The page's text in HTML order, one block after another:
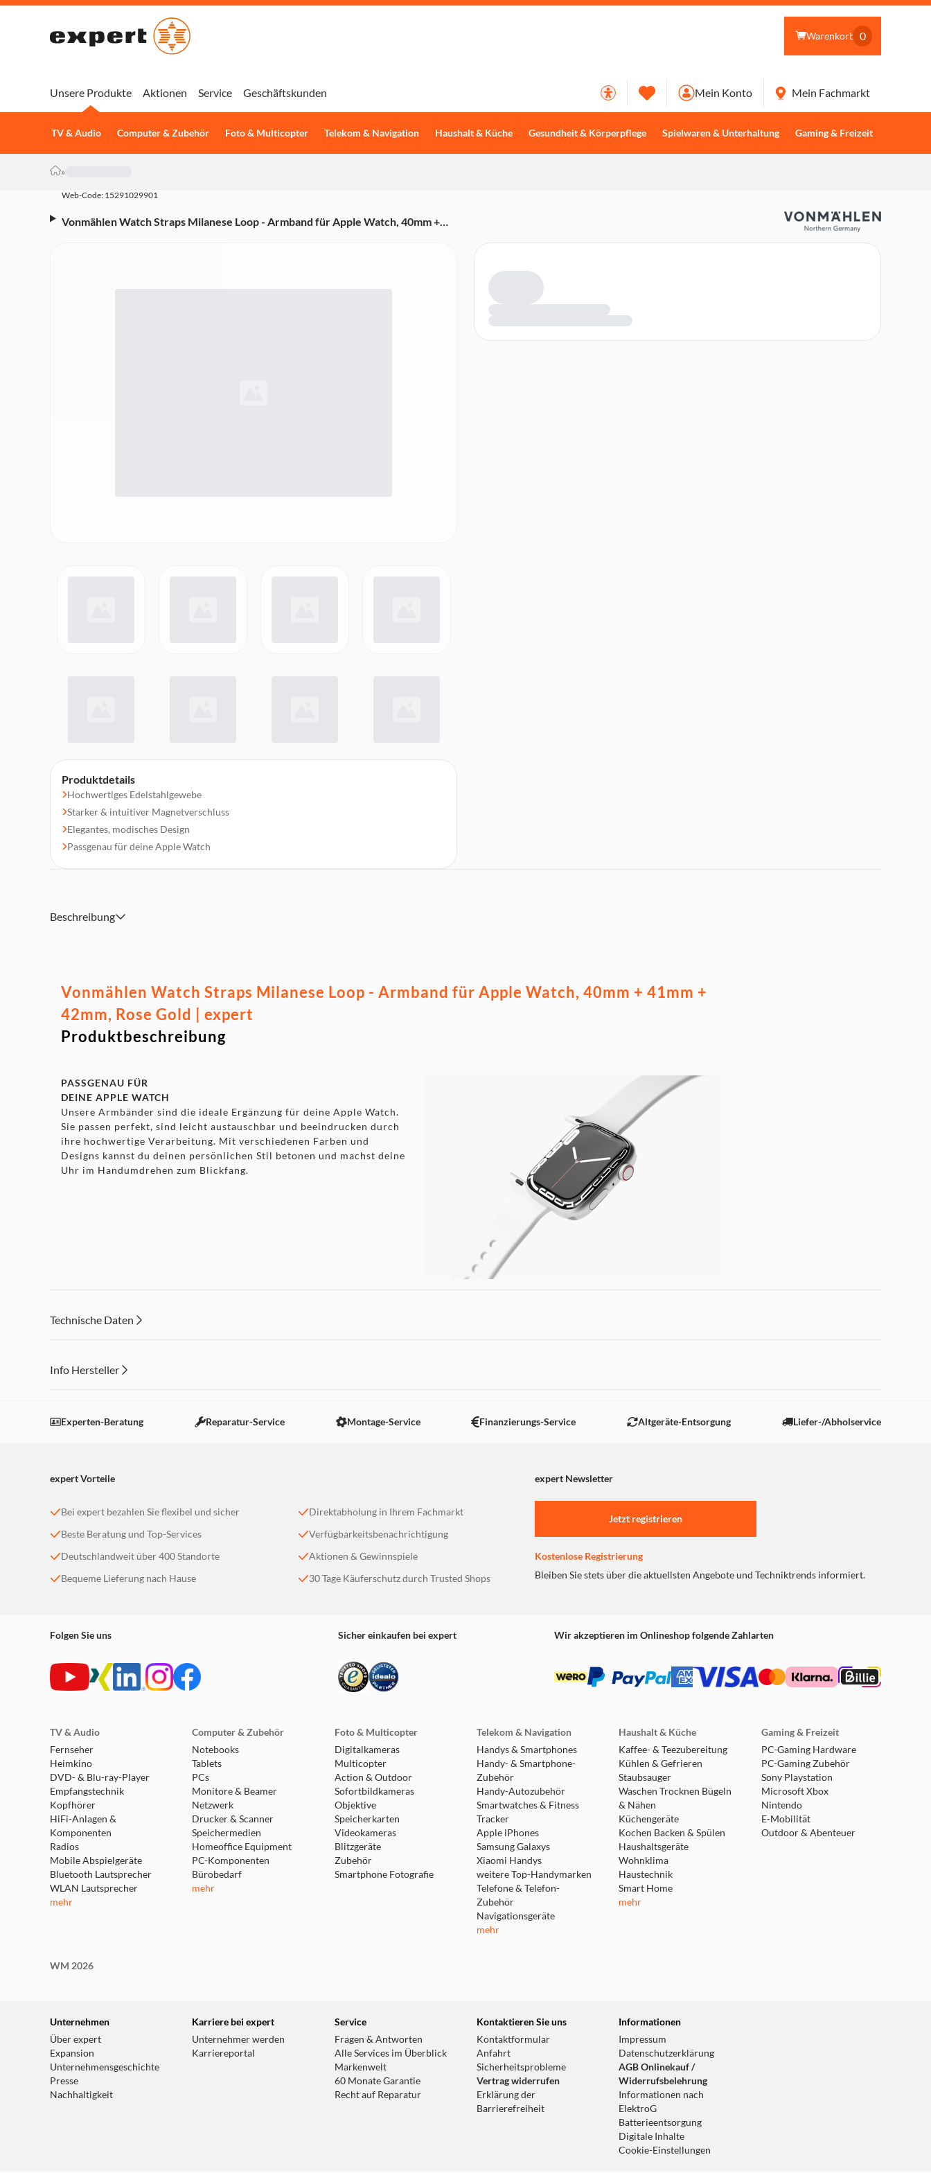
Warenkorb 0
Unsere Produkte
TV & Audio Computer & Zubehör Foto & Multicopter Telekom & Navigation Haushalt & Küche Gesundheit & Körperpflege Spielwaren & Unterhaltung Gaming & Freizeit
Aktionen Service Geschäftskunden Mein Konto Mein Fachmarkt
»
Web-Code: 15291029901
Vonmählen Watch Straps Milanese Loop - Armband für Apple Watch, 40mm +
Produktdetails
Hochwertiges Edelstahlgewebe
Starker & intuitiver Magnetverschluss
Elegantes, modisches Design
Passgenau für deine Apple Watch
Beschreibung
Vonmählen Watch Straps Milanese Loop - Armband für Apple Watch, 40mm + 41mm +
42mm, Rose Gold | expert
Produktbeschreibung
PASSGENAU FÜR
DEINE APPLE WATCH
Unsere Armbänder sind die ideale Ergänzung für deine Apple Watch.
Sie passen perfekt, sind leicht austauschbar und beeindrucken durch
ihre hochwertige Verarbeitung. Mit verschiedenen Farben und
Designs kannst du deinen persönlichen Stil betonen und machst deine
Uhr im Handumdrehen zum Blickfang.
Apple Watch und besticht durch seine feine Materialqualität. Das
hochwertige Edelstahlband schmiegt sich dank Magnetverschluss
ENTFERNEN
Um das Band zu entfernen, drücke die Taste und schiebe es heraus.
Technische Daten
Info Hersteller
Einstellungen anpassen
Experten-Beratung Reparatur-Service Montage-Service Finanzierungs-Service Altgeräte-Entsorgung Liefer-/Abholservice
expert Vorteile expert Newsletter
Bei expert bezahlen Sie flexibel und sicher
Beste Beratung und Top-Services
Deutschlandweit über 400 Standorte
Bequeme Lieferung nach Hause
Direktabholung in Ihrem Fachmarkt
Verfügbarkeitsbenachrichtigung
Aktionen & Gewinnspiele
30 Tage Käuferschutz durch Trusted Shops
Jetzt registrieren
Kostenlose Registrierung
Bleiben Sie stets über die aktuellsten Angebote und Techniktrends informiert.
Folgen Sie uns Sicher einkaufen bei expert Wir akzeptieren im Onlineshop folgende Zahlarten
TV & Audio
Fernseher
Heimkino
DVD- & Blu-ray-Player
Empfangstechnik
Kopfhörer
HiFi-Anlagen &
Komponenten
Radios
Mobile Abspielgeräte
Bluetooth Lautsprecher
WLAN Lautsprecher
mehr
Computer & Zubehör
Notebooks
Tablets
PCs
Monitore & Beamer
Netzwerk
Drucker & Scanner
Speichermedien
Homeoffice Equipment
PC-Komponenten
Bürobedarf
mehr
Foto & Multicopter
Digitalkameras
Multicopter
Action & Outdoor
Sofortbildkameras
Objektive
Speicherkarten
Videokameras
Blitzgeräte
Zubehör
Smartphone Fotografie
Telekom & Navigation
Handys & Smartphones
Handy- & Smartphone-
Zubehör
Handy-Autozubehör
Smartwatches & Fitness
Tracker
Apple iPhones
Samsung Galaxys
Xiaomi Handys
weitere Top-Handymarken
Telefone & Telefon-
Zubehör
Navigationsgeräte
mehr
Haushalt & Küche
Kaffee- & Teezubereitung
Kühlen & Gefrieren
Staubsauger
Waschen Trocknen Bügeln
& Nähen
Küchengeräte
Kochen Backen & Spülen
Haushaltsgeräte
Wohnklima
Haustechnik
Smart Home
mehr
Gaming & Freizeit
PC-Gaming Hardware
PC-Gaming Zubehör
Sony Playstation
Microsoft Xbox
Nintendo
E-Mobilität
Outdoor & Abenteuer
WM 2026
Unternehmen
Über expert
Expansion
Unternehmensgeschichte
Presse
Nachhaltigkeit
Karriere bei expert
Unternehmer werden
Karriereportal
Service
Fragen & Antworten
Alle Services im Überblick
Markenwelt
60 Monate Garantie
Recht auf Reparatur
Kontaktieren Sie uns
Kontaktformular
Anfahrt
Sicherheitsprobleme
Vertrag widerrufen
Erklärung der
Barrierefreiheit
Informationen
Impressum
Datenschutzerklärung
AGB Onlinekauf /
Widerrufsbelehrung
Informationen nach
ElektroG
Batterieentsorgung
Digitale Inhalte
Cookie-Einstellungen